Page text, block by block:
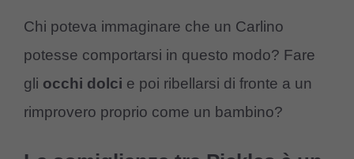
Chi poteva immaginare che un Carlino
potesse comportarsi in questo modo? Fare
gli occhi dolci e poi ribellarsi di fronte a un
rimprovero proprio come un bambino?